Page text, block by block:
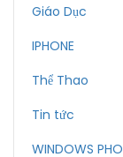
Giáo Dục
IPHONE
Thể Thao
Tin tức
WINDOWS